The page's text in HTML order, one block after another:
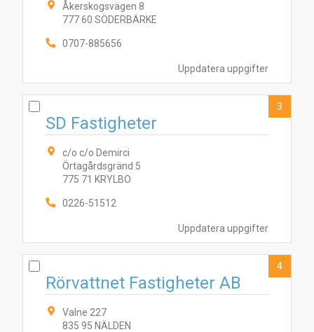
Uppdatera uppgifter
Åkerskogsvägen 8
777 60 SÖDERBÄRKE
0707-885656
Uppdatera uppgifter
SD Fastigheter
c/o c/o Demirci
Örtagårdsgränd 5
775 71 KRYLBO
0226-51512
3
Rörvattnet Fastigheter AB
Valne 227
835 95 NÄLDEN
4